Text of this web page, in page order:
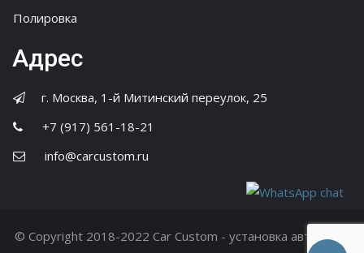
Полировка
Адрес
г. Москва, 1-й Митинский переулок, 25
+7 (917) 561-18-21
info@carcustom.ru
© Copyright 2018-2022 Car Custom - установка автозвука